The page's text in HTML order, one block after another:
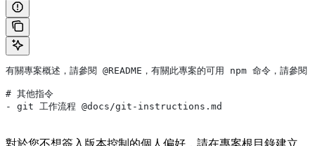
有關專案概述，請參閱 @README，有關此專案的可用 npm 命令，請參
# 其他指令
- git 工作流程 @docs/git-instructions.md
對於您不想簽入版本控制的個人偏好，請在專案根目錄建立